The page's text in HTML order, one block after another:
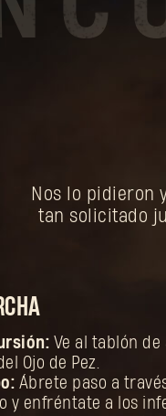
Nos lo pidieron
tan solicitado
Ve al tablón de
Ojo de Pez.
Ábrete paso a
y enfréntate a los